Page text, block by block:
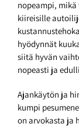
nopeampi,
kiireisille
hyödynnät
siitä hyvän
nopeasti ja
Ajankäytön ja
kumpi
on arvokasta ja